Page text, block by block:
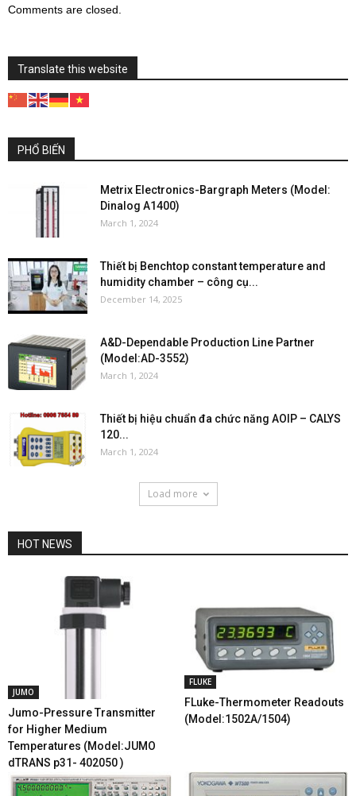
Comments are closed.
Translate this website
PHỔ BIẾN
Metrix Electronics-Bargraph Meters (Model:
Dinalog A1400)
March 1, 2024
Thiết bị Benchtop constant temperature and
humidity chamber – công cụ...
December 14, 2025
A&D-Dependable Production Line Partner
(Model:AD-3552)
March 1, 2024
Thiết bị hiệu chuẩn đa chức năng AOIP – CALYS
120...
March 1, 2024
Load more
HOT NEWS
JUMO
Jumo-Pressure Transmitter
for Higher Medium
Temperatures (Model:JUMO
dTRANS p31- 402050 )
FLUKE
FLuke-Thermometer Readouts
(Model:1502A/1504)